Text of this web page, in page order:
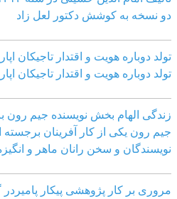
دو نسخه به کوشش دکتور لعل زاد
تولد دوباره هویت و اقتدار تاجیکان
تولد دوباره هویت و اقتدار تاجیکان
زندگی الهام بخش نویسنده جیم رون
جیم رون یکی از کار آفرینان برجسته
نویسندگان و سخن رانان ماهر و
مروری بر کار پژوهشی پیکار